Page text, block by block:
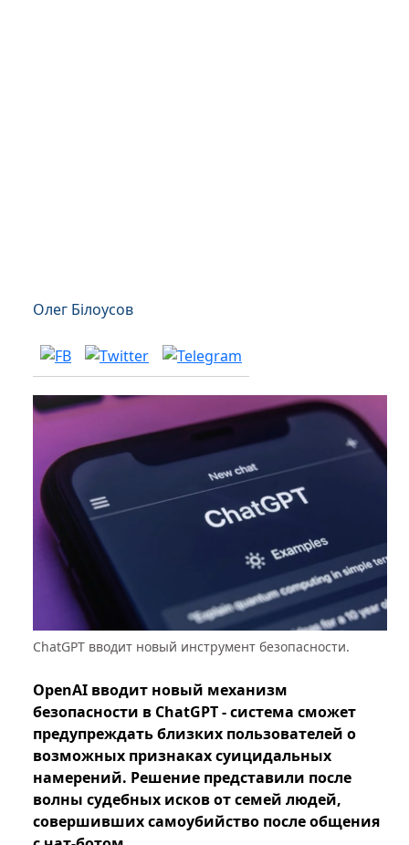
Олег Білоусов
ChatGPT вводит новый инструмент безопасности.
OpenAI вводит новый механизм
безопасности в ChatGPT - система сможет
предупреждать близких пользователей о
возможных признаках суицидальных
намерений. Решение представили после
волны судебных исков от семей людей,
совершивших самоубийство после общения